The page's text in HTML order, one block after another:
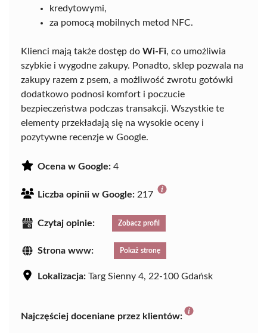
kredytowymi,
za pomocą mobilnych metod NFC.
Klienci mają także dostęp do Wi-Fi, co umożliwia
szybkie i wygodne zakupy. Ponadto, sklep pozwala na
zakupy razem z psem, a możliwość zwrotu gotówki
dodatkowo podnosi komfort i poczucie
bezpieczeństwa podczas transakcji. Wszystkie te
elementy przekładają się na wysokie oceny i
pozytywne recenzje w Google.
Ocena w Google: 4
Liczba opinii w Google: 217
Czytaj opinie: Zobacz profil
Strona www: Pokaż stronę
Lokalizacja: Targ Sienny 4, 22-100 Gdańsk
Najczęściej doceniane przez klientów: